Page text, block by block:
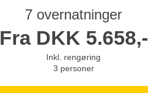
7 overnatninger
Fra DKK 5.658,-
Inkl. rengøring
3 personer